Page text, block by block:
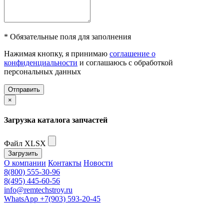
* Обязательные поля для заполнения
Нажимая кнопку, я принимаю соглашение о
конфиденциальности и соглашаюсь с обработкой
персональных данных
Отправить
×
Загрузка каталога запчастей
Файл XLSX
Загрузить
О компании Контакты Новости
8(800) 555-30-96
8(495) 445-60-56
info@remtechstroy.ru
WhatsApp +7(903) 593-20-45